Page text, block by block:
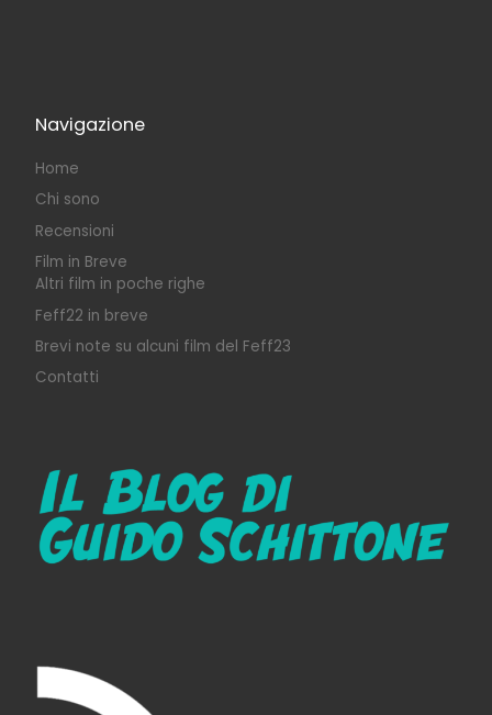
Navigazione
Home
Chi sono
Recensioni
Film in Breve
Altri film in poche righe
Feff22 in breve
Brevi note su alcuni film del Feff23
Contatti